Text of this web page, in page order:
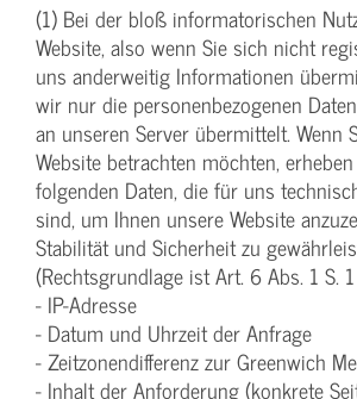
(1) Bei der bloß informatorischen
Website, also wenn Sie sich nicht
uns anderweitig Informationen
wir nur die personenbezogenen
an unseren Server übermittelt. Wenn
Website betrachten möchten,
folgenden Daten, die für uns
sind, um Ihnen unsere Website
Stabilität und Sicherheit zu
(Rechtsgrundlage ist Art. 6 Abs. 1 S.
- IP-Adresse
- Datum und Uhrzeit der Anfrage
- Zeitzonendifferenz zur Greenwich
- Inhalt der Anforderung (konkrete